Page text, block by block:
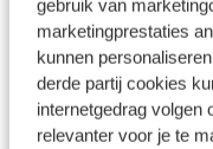
gebruik van
marketingprestaties
kunnen
derde partij cookies
internetgedrag volgen
relevanter voor je te